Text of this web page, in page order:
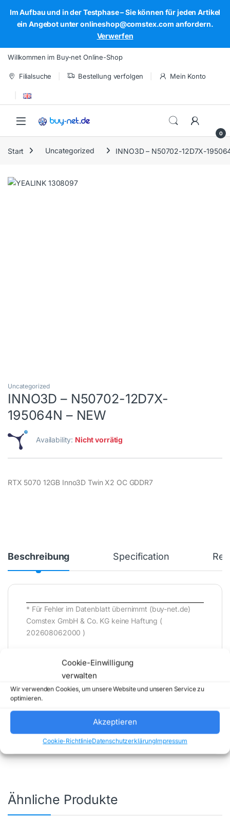
Cookie-Einwilligung
verwalten
Wir verwenden Cookies, um unsere Website und unseren Service zu
optimieren.
Akzeptieren
Cookie-RichtlinieDatenschutzerklärungImpressum
Im Aufbau und in der Testphase – Sie können für jeden Artikel
ein Angebot unter onlineshop@comstex.com anfordern.
Verwerfen
Skip to navigation
Skip to content
Willkommen im Buy-net Online-Shop
Filialsuche Bestellung verfolgen Mein Konto
Open
0
Start Uncategorized INNO3D – N50702-12D7X-
Uncategorized
INNO3D – N50702-12D7X-
195064N – NEW
Availability: Nicht vorrätig
RTX 5070 12GB Inno3D Twin X2 OC GDDR7
Beschreibung Specification
* Für Fehler im Datenblatt übernimmt (buy-net.de)
Comstex GmbH & Co. KG keine Haftung (
202608062000 )
Uncategorized
Ähnliche Produkte